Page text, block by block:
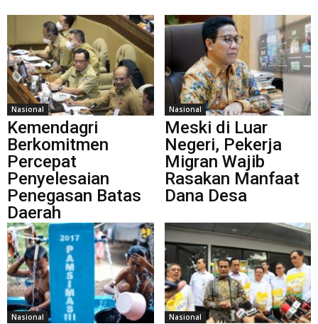
Nasional
Kemendagri
Berkomitmen
Percepat
Penyelesaian
Penegasan Batas
Daerah
Nasional
Meski di Luar
Negeri, Pekerja
Migran Wajib
Rasakan Manfaat
Dana Desa
Nasional Nasional